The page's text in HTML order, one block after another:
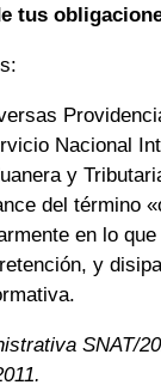
tus
Nacional
y
del término
en lo
y
SNAT/